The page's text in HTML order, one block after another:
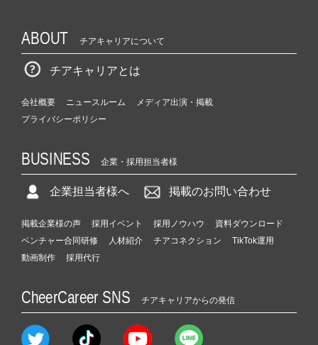
ABOUT チアキャリアについて
チアキャリアとは
会社概要 ニュースルーム
メディア出演・掲載
プライバシーポリシー
BUSINESS 企業・採用担当者様
企業担当者様へ 掲載のお問い合わせ
掲載企業様の声 採用イベント 採用ノウハウ
資料ダウンロード
ベンチャー合同研修
人材紹介 チアコネクション
TikTok運用
動画制作
採用代行
CheerCareer SNS チアキャリアからの発信